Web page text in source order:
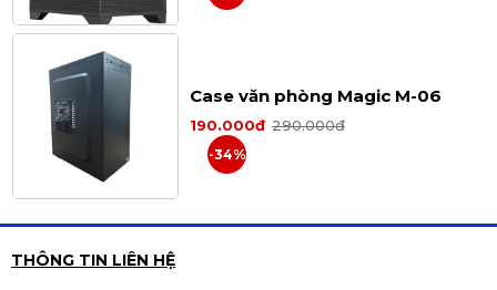
Cổng kết nối
1 × USB 3.0
2 × USB 2.0
1 × Audio / Mic
Phù hợp sử dụng
✔ Case kính cường lực đẹp
Case văn phòng Magic M-06
190.000đ 290.000đ
-34%
THÔNG TIN LIÊN HỆ